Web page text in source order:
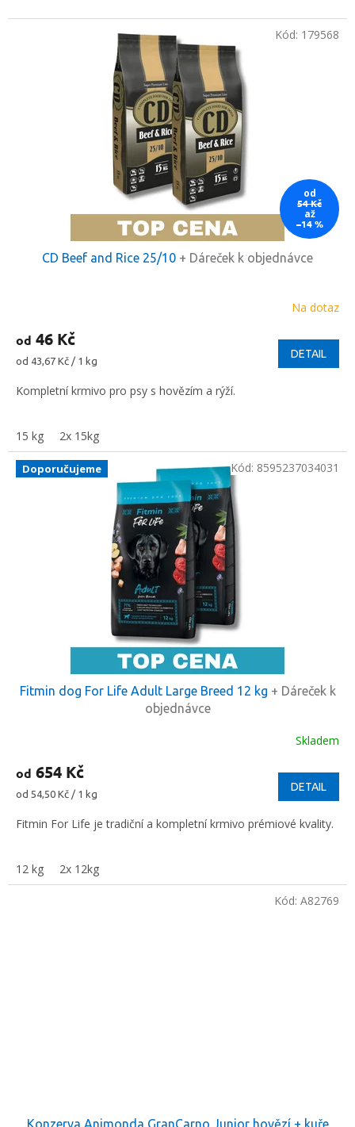
od
54 Kč
až
–14 %
CD Beef and Rice 25/10 + Dáreček k objednávce
produktu
5,0
z
5
Na dotaz
od 46 Kč
Měrná
od 43,67 Kč / 1 kg
DETAIL
Kompletní krmivo pro psy s hovězím a rýží.
15 kg 2x 15kg
Kód: 179568
Doporučujeme
Fitmin dog For Life Adult Large Breed 12 kg + Dáreček k
objednávce
Skladem
od 654 Kč
Měrná
od 54,50 Kč / 1 kg
DETAIL
Fitmin For Life je tradiční a kompletní krmivo prémiové kvality.
12 kg 2x 12kg
Kód: 8595237034031
Konzerva Animonda GranCarno Junior hovězí + kuře
Kód: A82769